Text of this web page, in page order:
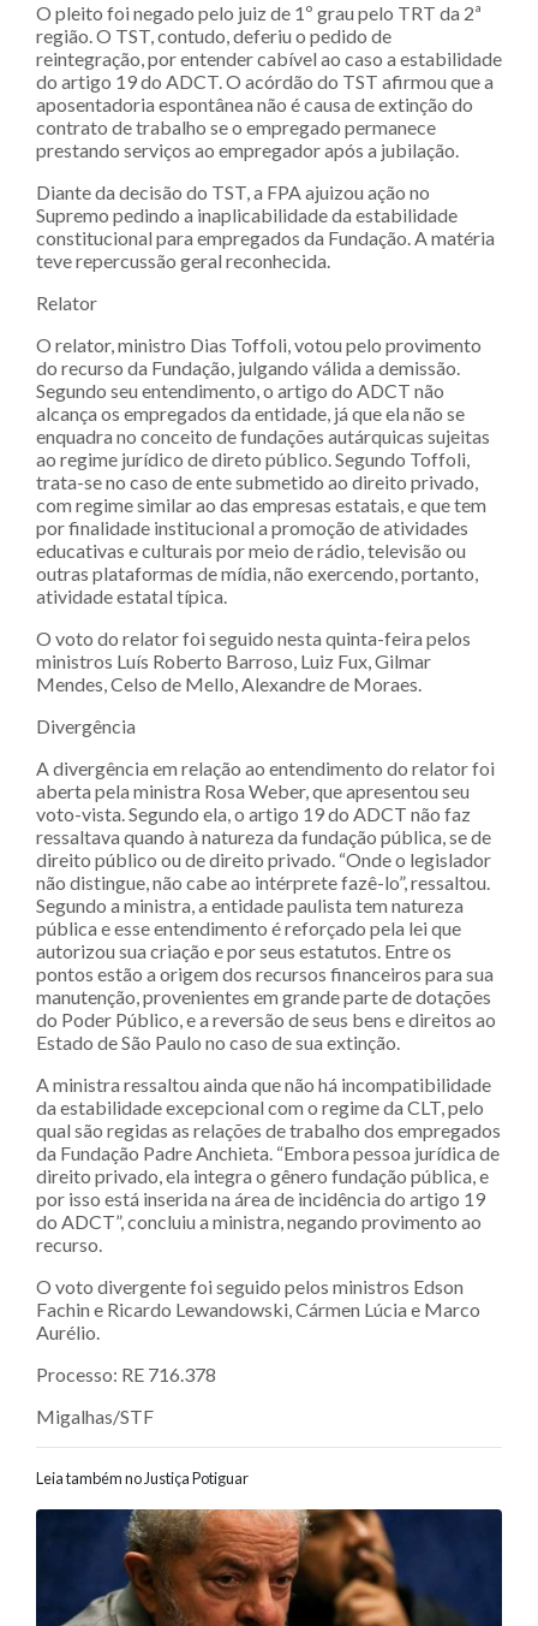
O pleito foi negado pelo juiz de 1º grau pelo TRT da 2ª
região. O TST, contudo, deferiu o pedido de
reintegração, por entender cabível ao caso a estabilidade
do artigo 19 do ADCT. O acórdão do TST afirmou que a
aposentadoria espontânea não é causa de extinção do
contrato de trabalho se o empregado permanece
prestando serviços ao empregador após a jubilação.
Diante da decisão do TST, a FPA ajuizou ação no
Supremo pedindo a inaplicabilidade da estabilidade
constitucional para empregados da Fundação. A matéria
teve repercussão geral reconhecida.
Relator
O relator, ministro Dias Toffoli, votou pelo provimento
do recurso da Fundação, julgando válida a demissão.
Segundo seu entendimento, o artigo do ADCT não
alcança os empregados da entidade, já que ela não se
enquadra no conceito de fundações autárquicas sujeitas
ao regime jurídico de direto público. Segundo Toffoli,
trata-se no caso de ente submetido ao direito privado,
com regime similar ao das empresas estatais, e que tem
por finalidade institucional a promoção de atividades
educativas e culturais por meio de rádio, televisão ou
outras plataformas de mídia, não exercendo, portanto,
atividade estatal típica.
O voto do relator foi seguido nesta quinta-feira pelos
ministros Luís Roberto Barroso, Luiz Fux, Gilmar
Mendes, Celso de Mello, Alexandre de Moraes.
Divergência
A divergência em relação ao entendimento do relator foi
aberta pela ministra Rosa Weber, que apresentou seu
voto-vista. Segundo ela, o artigo 19 do ADCT não faz
ressaltava quando à natureza da fundação pública, se de
direito público ou de direito privado. “Onde o legislador
não distingue, não cabe ao intérprete fazê-lo”, ressaltou.
Segundo a ministra, a entidade paulista tem natureza
pública e esse entendimento é reforçado pela lei que
autorizou sua criação e por seus estatutos. Entre os
pontos estão a origem dos recursos financeiros para sua
manutenção, provenientes em grande parte de dotações
do Poder Público, e a reversão de seus bens e direitos ao
Estado de São Paulo no caso de sua extinção.
A ministra ressaltou ainda que não há incompatibilidade
da estabilidade excepcional com o regime da CLT, pelo
qual são regidas as relações de trabalho dos empregados
da Fundação Padre Anchieta. “Embora pessoa jurídica de
direito privado, ela integra o gênero fundação pública, e
por isso está inserida na área de incidência do artigo 19
do ADCT”, concluiu a ministra, negando provimento ao
recurso.
O voto divergente foi seguido pelos ministros Edson
Fachin e Ricardo Lewandowski, Cármen Lúcia e Marco
Aurélio.
Processo: RE 716.378
Migalhas/STF
Leia também no Justiça Potiguar
Navegação entre posts